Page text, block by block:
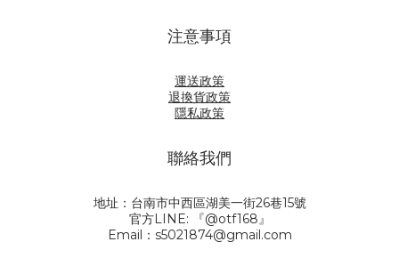
注意事項
運送政策
退換貨政策
隱私政策
聯絡我們
地址：台南市中西區湖美一街26巷15號
官方LINE: 『@otf168』
Email：s5021874@gmail.com